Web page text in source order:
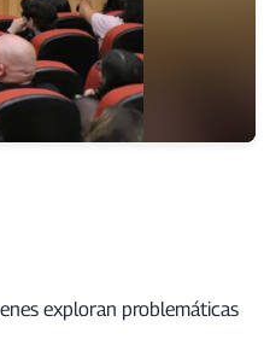
exploran problemáticas